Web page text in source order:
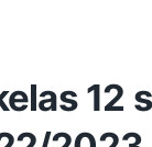
12